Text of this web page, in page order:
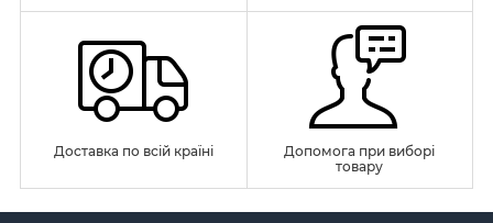
Доставка по всій країні
Допомога при виборі
товару